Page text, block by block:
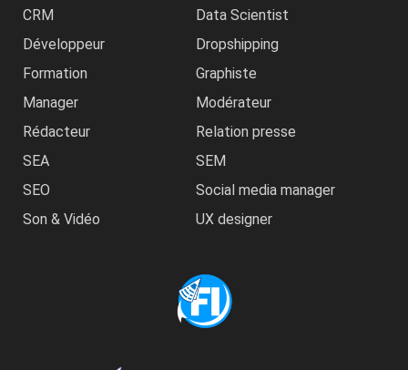
CRM
Data Scientist
Développeur
Dropshipping
Formation
Graphiste
Manager
Modérateur
Rédacteur
Relation presse
SEA
SEM
SEO
Social media manager
Son & Vidéo
UX designer